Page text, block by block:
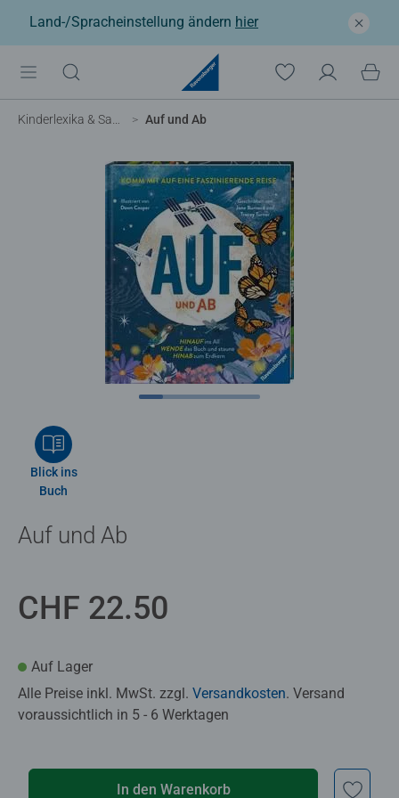
Land-/Spracheinstellung ändern hier
Kinderlexika & Sachbücher Auf und Ab
Blick ins
Buch
Auf und Ab
CHF 22.50
Auf Lager
Alle Preise inkl. MwSt. zzgl. Versandkosten. Versand
voraussichtlich in 5 - 6 Werktagen
In den Warenkorb